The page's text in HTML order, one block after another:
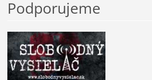
Podporujeme